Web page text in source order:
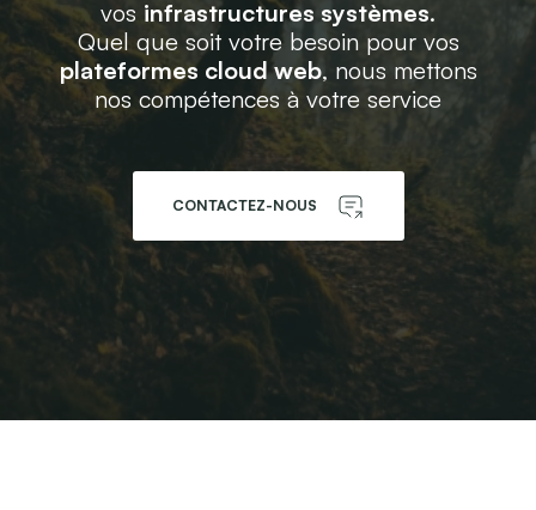
vos infrastructures systèmes.
Quel que soit votre besoin pour vos
plateformes cloud web, nous mettons
nos compétences à votre service
CONTACTEZ-NOUS